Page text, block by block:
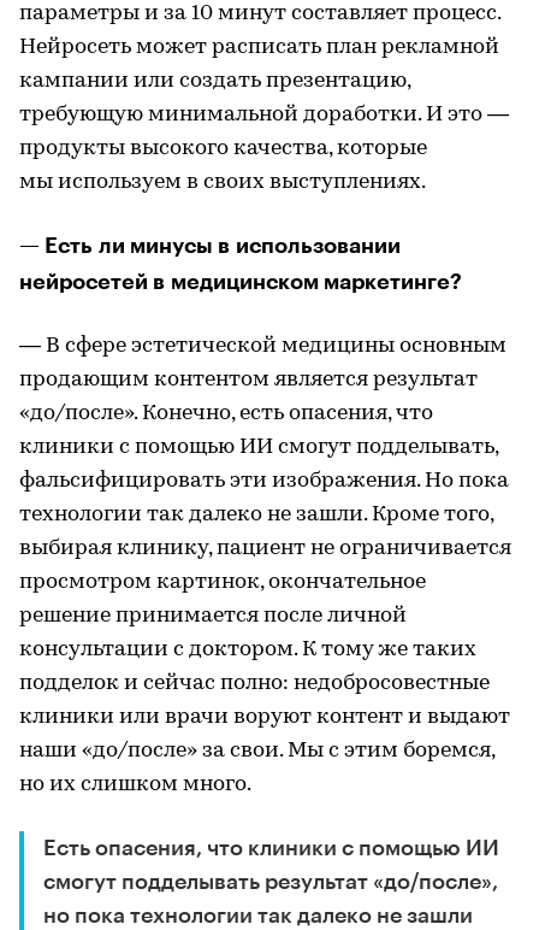
параметры и за 10 минут составляет процесс.
Нейросеть может расписать план рекламной
кампании или создать презентацию,
требующую минимальной доработки. И это —
продукты высокого качества, которые
мы используем в своих выступлениях.
— Есть ли минусы в использовании
нейросетей в медицинском маркетинге?
— В сфере эстетической медицины основным
продающим контентом является результат
«до/после». Конечно, есть опасения, что
клиники с помощью ИИ смогут подделывать,
фальсифицировать эти изображения. Но пока
технологии так далеко не зашли. Кроме того,
выбирая клинику, пациент не ограничивается
просмотром картинок, окончательное
решение принимается после личной
консультации с доктором. К тому же таких
подделок и сейчас полно: недобросовестные
клиники или врачи воруют контент и выдают
наши «до/после» за свои. Мы с этим боремся,
но их слишком много.
Есть опасения, что клиники с помощью ИИ
смогут подделывать результат «до/после»,
но пока технологии так далеко не зашли